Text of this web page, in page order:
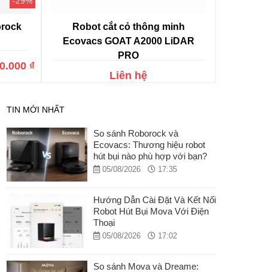
₫
Robot cắt cỏ thông minh
Ecovacs GOAT A2000 LiDAR
PRO
Liên hệ
TIN MỚI NHẤT
So sánh Roborock và
Ecovacs: Thương hiệu robot
hút bụi nào phù hợp với bạn?
05/08/2026 17:35
Hướng Dẫn Cài Đặt Và Kết Nối
Robot Hút Bụi Mova Với Điện
Thoại
05/08/2026 17:02
So sánh Mova và Dreame: